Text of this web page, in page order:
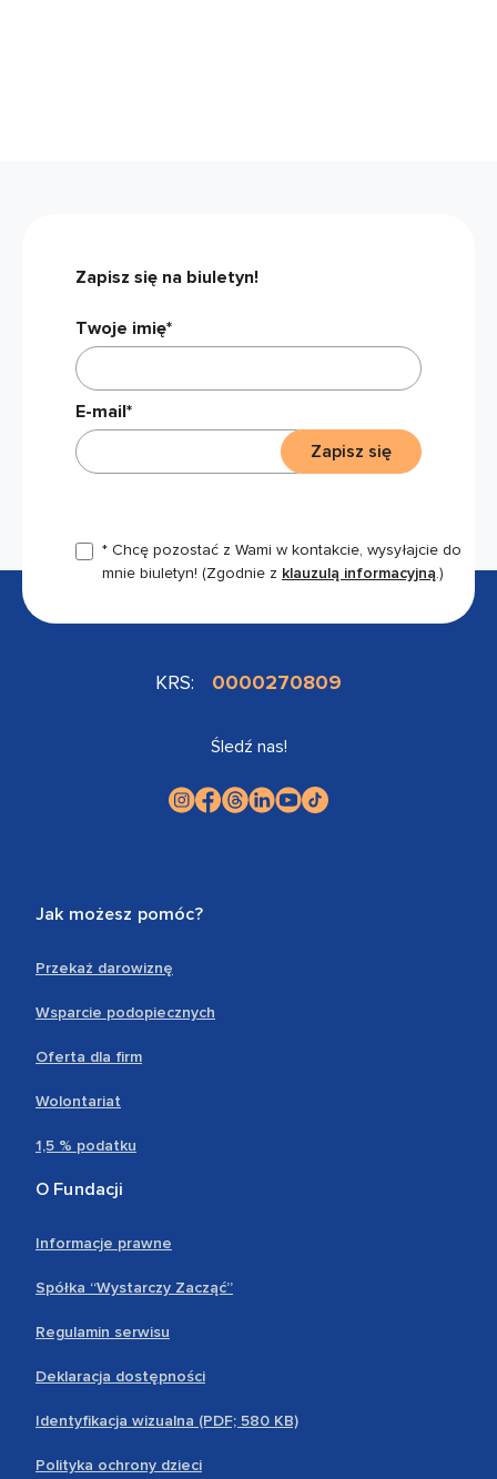
Zapisz się na biuletyn!
Twoje imię*
E-mail*
* Chcę pozostać z Wami w kontakcie, wysyłajcie do
mnie biuletyn! (Zgodnie z klauzulą informacyjną.)
Zapisz się
KRS: 0000270809
Śledź nas!
Jak możesz pomóc?
Przekaż darowiznę
Wsparcie podopiecznych
Oferta dla firm
Wolontariat
1,5 % podatku
O Fundacji
Informacje prawne
Spółka “Wystarczy Zacząć”
Regulamin serwisu
Deklaracja dostępności
Identyfikacja wizualna (PDF; 580 KB)
Polityka ochrony dzieci